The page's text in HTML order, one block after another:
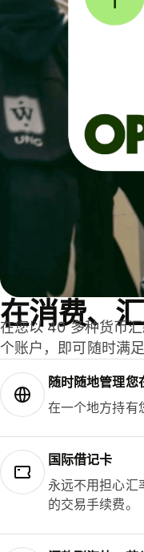
在消费、
在您以 40 多种货币
个账户，即可随时满
随时随地管理您
在一个地方持有
国际借记卡
永远不用担心汇
的交易手续费。